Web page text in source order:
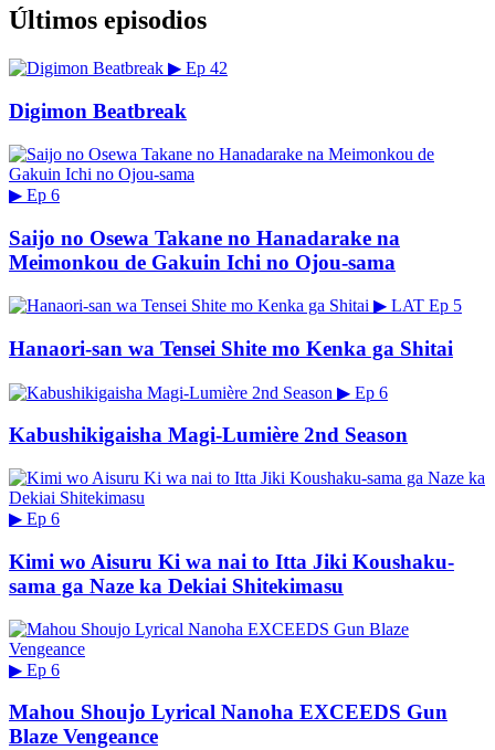
Últimos episodios
▶ Ep 42
Digimon Beatbreak
▶ Ep 6
Saijo no Osewa Takane no Hanadarake na
Meimonkou de Gakuin Ichi no Ojou-sama
▶ LAT Ep 5
Hanaori-san wa Tensei Shite mo Kenka ga Shitai
▶ Ep 6
Kabushikigaisha Magi-Lumière 2nd Season
▶ Ep 6
Kimi wo Aisuru Ki wa nai to Itta Jiki Koushaku-
sama ga Naze ka Dekiai Shitekimasu
▶ Ep 6
Mahou Shoujo Lyrical Nanoha EXCEEDS Gun
Blaze Vengeance